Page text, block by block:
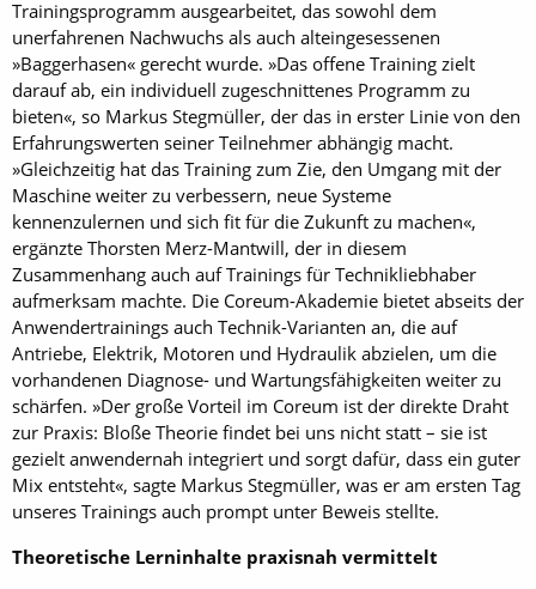
Trainingsprogramm ausgearbeitet, das sowohl dem
unerfahrenen Nachwuchs als auch alteingesessenen
»Baggerhasen« gerecht wurde. »Das offene Training zielt
darauf ab, ein individuell zugeschnittenes Programm zu
bieten«, so Markus Stegmüller, der das in erster Linie von den
Erfahrungswerten seiner Teilnehmer abhängig macht.
»Gleichzeitig hat das Training zum Zie, den Umgang mit der
Maschine weiter zu verbessern, neue Systeme
kennenzulernen und sich fit für die Zukunft zu machen«,
ergänzte Thorsten Merz-Mantwill, der in diesem
Zusammenhang auch auf Trainings für Technikliebhaber
aufmerksam machte. Die Coreum-Akademie bietet abseits der
Anwendertrainings auch Technik-Varianten an, die auf
Antriebe, Elektrik, Motoren und Hydraulik abzielen, um die
vorhandenen Diagnose- und Wartungsfähigkeiten weiter zu
schärfen. »Der große Vorteil im Coreum ist der direkte Draht
zur Praxis: Bloße Theorie findet bei uns nicht statt – sie ist
gezielt anwendernah integriert und sorgt dafür, dass ein guter
Mix entsteht«, sagte Markus Stegmüller, was er am ersten Tag
unseres Trainings auch prompt unter Beweis stellte.
Theoretische Lerninhalte praxisnah vermittelt